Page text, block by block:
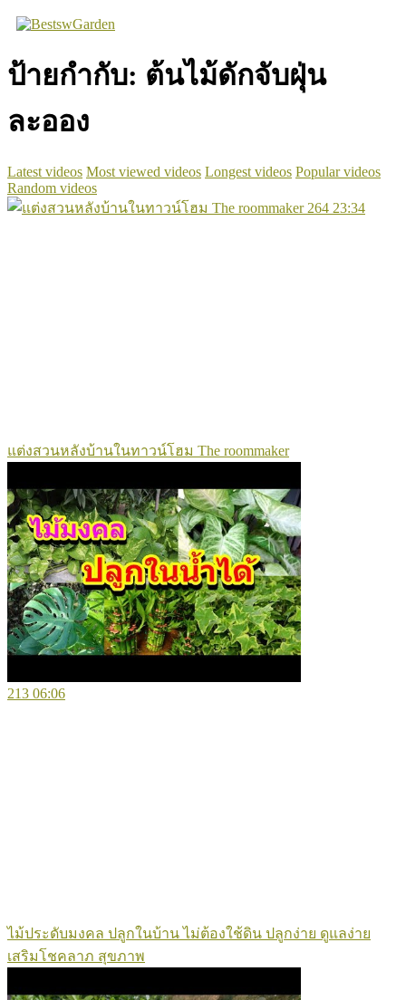
Skip
to
ป้ายกำกับ: ต้นไม้ดักจับฝุ่น
ละออง
Latest videos Most viewed videos Longest videos Popular videos
Random videos
264 23:34
แต่งสวนหลังบ้านในทาวน์โฮม The roommaker
213 06:06
ไม้ประดับมงคล ปลูกในบ้าน ไม่ต้องใช้ดิน ปลูกง่าย ดูแลง่าย
เสริมโชคลาภ สุขภาพ